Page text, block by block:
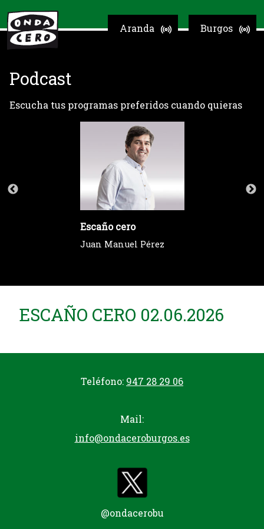
Burgos
Aranda
Podcast
Escucha tus programas preferidos cuando quieras
Escaño cero
Juan Manuel Pérez
ESCAÑO CERO 02.06.2026
Teléfono: 947 28 29 06
Mail:
info@ondaceroburgos.es
@ondacerobu